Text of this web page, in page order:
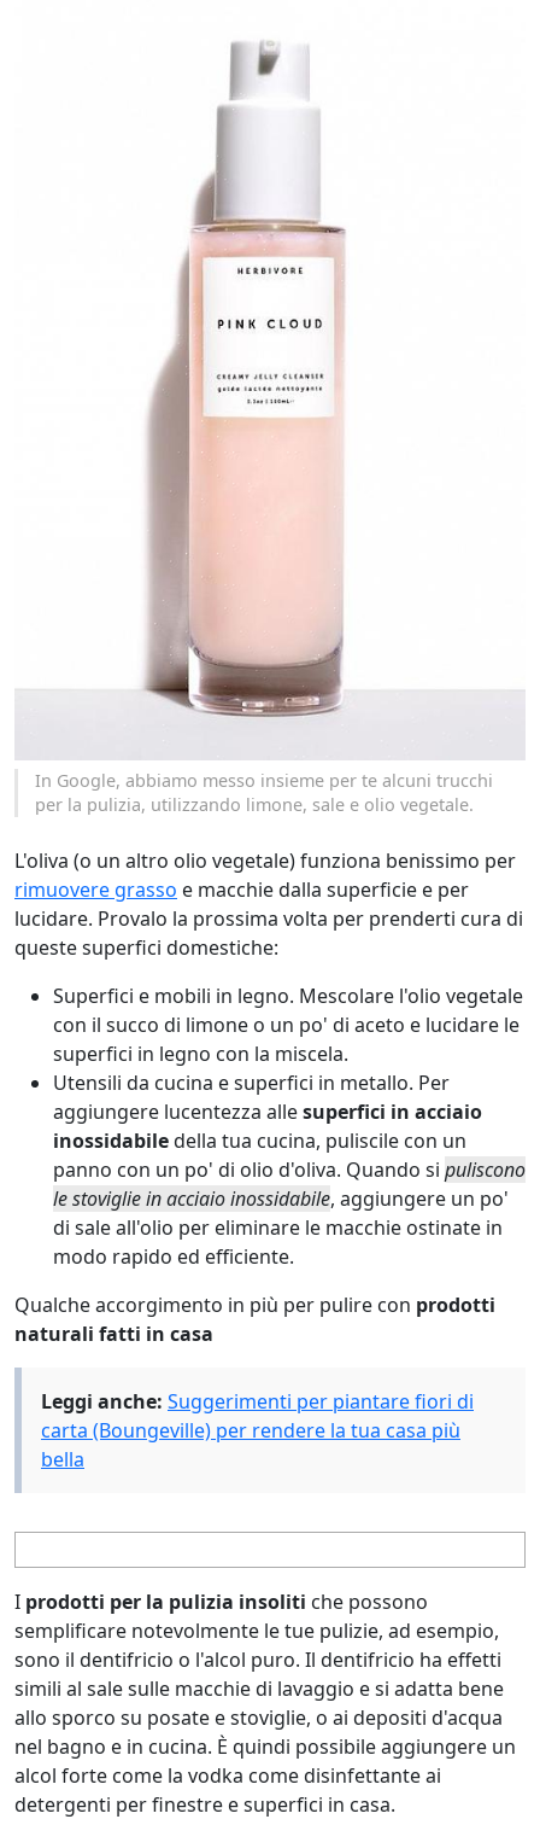
In Google, abbiamo messo insieme per te alcuni trucchi
per la pulizia, utilizzando limone, sale e olio vegetale.
L'oliva (o un altro olio vegetale) funziona benissimo per
rimuovere grasso e macchie dalla superficie e per
lucidare. Provalo la prossima volta per prenderti cura di
queste superfici domestiche:
Superfici e mobili in legno. Mescolare l'olio vegetale
con il succo di limone o un po' di aceto e lucidare le
superfici in legno con la miscela.
Utensili da cucina e superfici in metallo. Per
aggiungere lucentezza allesuperfici in acciaio
inossidabiledella tua cucina, puliscile con un
panno con un po' di olio d'oliva. Quando si puliscono
le stoviglie in acciaio inossidabile, aggiungere un po'
di sale all'olio per eliminare le macchie ostinate in
modo rapido ed efficiente.
Qualche accorgimento in più per pulire con prodotti
naturali fatti in casa
Leggi anche: Suggerimenti per piantare fiori di
carta (Boungeville) per rendere la tua casa più
bella
I prodotti per la pulizia insoliti che possono
semplificare notevolmente le tue pulizie, ad esempio,
sono il dentifricio o l'alcol puro. Il dentifricio ha effetti
simili al sale sulle macchie di lavaggio e si adatta bene
allo sporco su posate e stoviglie, o ai depositi d'acqua
nel bagno e in cucina. È quindi possibile aggiungere un
alcol forte come la vodka come disinfettante ai
detergenti per finestre e superfici in casa.